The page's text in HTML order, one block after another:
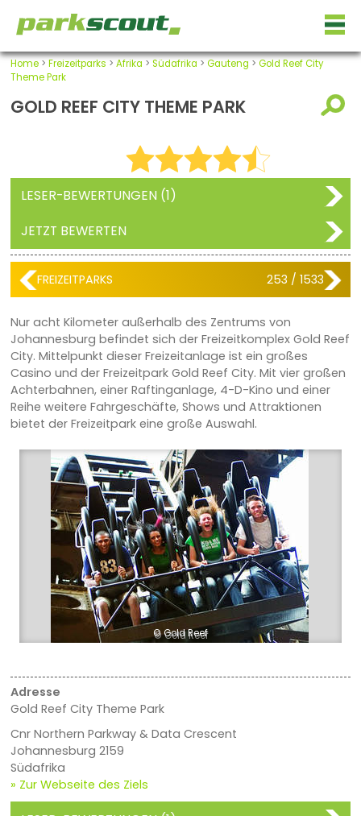
Home> Freizeitparks > Afrika > Südafrika > Gauteng > Gold Reef City
Theme Park
GOLD REEF CITY THEME PARK
LESER-BEWERTUNGEN (1)
JETZT BEWERTEN
FREIZEITPARKS 253 / 1533
Nur acht Kilometer außerhalb des Zentrums von
Johannesburg befindet sich der Freizeitkomplex Gold Reef
City. Mittelpunkt dieser Freizeitanlage ist ein großes
Casino und der Freizeitpark Gold Reef City. Mit vier großen
Achterbahnen, einer Raftinganlage, 4-D-Kino und einer
Reihe weitere Fahrgeschäfte, Shows und Attraktionen
bietet der Freizeitpark eine große Auswahl.
© Gold Reef
Adresse
Gold Reef City Theme Park
Cnr Northern Parkway & Data Crescent
Johannesburg 2159
Südafrika
» Zur Webseite des Ziels